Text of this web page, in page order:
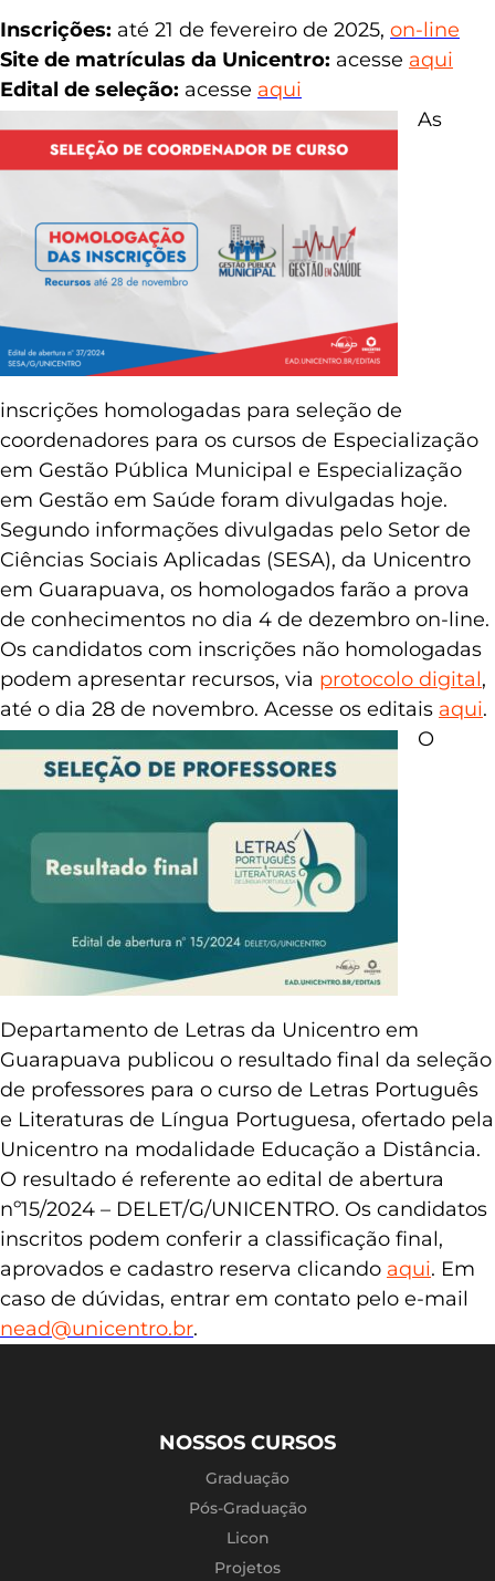
Inscrições: até 21 de fevereiro de 2025, on-line
Site de matrículas da Unicentro: acesse aqui
Edital de seleção: acesse aqui
As
inscrições homologadas para seleção de
coordenadores para os cursos de Especialização
em Gestão Pública Municipal e Especialização
em Gestão em Saúde foram divulgadas hoje.
Segundo informações divulgadas pelo Setor de
Ciências Sociais Aplicadas (SESA), da Unicentro
em Guarapuava, os homologados farão a prova
de conhecimentos no dia 4 de dezembro on-line.
Os candidatos com inscrições não homologadas
podem apresentar recursos, via protocolo digital,
até o dia 28 de novembro. Acesse os editais aqui.
O
Departamento de Letras da Unicentro em
Guarapuava publicou o resultado final da seleção
de professores para o curso de Letras Português
e Literaturas de Língua Portuguesa, ofertado pela
Unicentro na modalidade Educação a Distância.
O resultado é referente ao edital de abertura
nº15/2024 – DELET/G/UNICENTRO. Os candidatos
inscritos podem conferir a classificação final,
aprovados e cadastro reserva clicando aqui. Em
caso de dúvidas, entrar em contato pelo e-mail
nead@unicentro.br.
NOSSOS CURSOS
Graduação
Pós-Graduação
Licon
Projetos